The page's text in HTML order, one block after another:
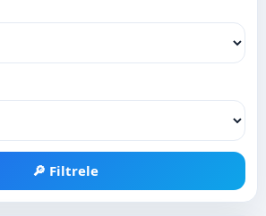
🔎 Filtrele